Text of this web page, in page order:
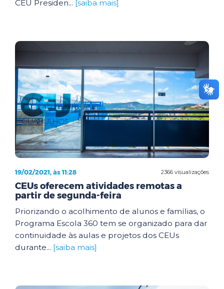
CEU Presiden... [saiba mais]
2366 visualizações
19/02/2021, às 11:28
CEUs oferecem atividades remotas a
partir de segunda-feira
Priorizando o acolhimento de alunos e famílias, o
Programa Escola 360 tem se organizado para dar
continuidade às aulas e projetos dos CEUs
durante... [saiba mais]